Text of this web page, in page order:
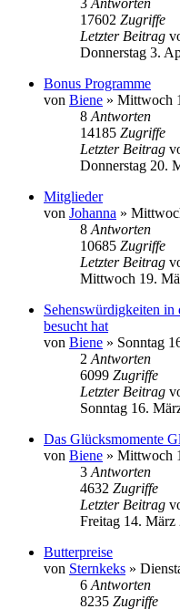
3 Antworten
17602 Zugriffe
Letzter Beitrag
Donnerstag 3.
Bonus Programme
von Biene » Mittwoch
8 Antworten
14185 Zugriffe
Letzter Beitrag
Donnerstag 20.
Mitglieder
von Johanna »
8 Antworten
10685 Zugriffe
Letzter Beitrag
Mittwoch 19.
Sehenswürdigkeiten
besucht hat
von Biene » Sonntag
2 Antworten
6099 Zugriffe
Letzter Beitrag
Sonntag 16.
Das Glücksmomente
von Biene » Mittwoch
3 Antworten
4632 Zugriffe
Letzter Beitrag
Freitag 14. März
Butterpreise
von Sternkeks »
6 Antworten
8235 Zugriffe